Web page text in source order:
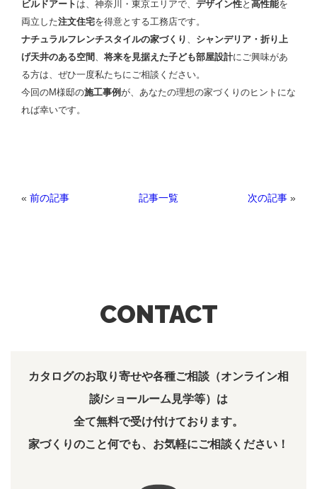
ビルドアート は、神奈川・東京エリアで、 デザイン性と 高性能を
両立した注文住宅を得意とする工務店です。
ナチュラルフレンチスタイルの家づくり
シャンデリア・折り上
げ天井のある空間
将来を見据えた子ども部屋設計にご興味があ
る方は、ぜひ一度私たちにご相談ください。
今回のM様邸の施工事例が、あなたの理想の家づくりのヒントにな
れば幸いです。
記事一覧
« 前の記事 次の記事 »
CONTACT
カタログのお取り寄せや各種ご相談（オンライン相
談/ショールーム見学等）は
全て無料で受け付けております。
家づくりのこと何でも、お気軽にご相談ください！